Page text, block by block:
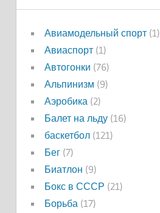
Авиамодельный спорт(1)
Авиаспорт(1)
Автогонки (76)
Альпинизм (9)
Аэробика (2)
Балет на льду(16)
баскетбол(121)
Бег(7)
Биатлон (9)
Бокс в СССР (21)
Борьба (17)